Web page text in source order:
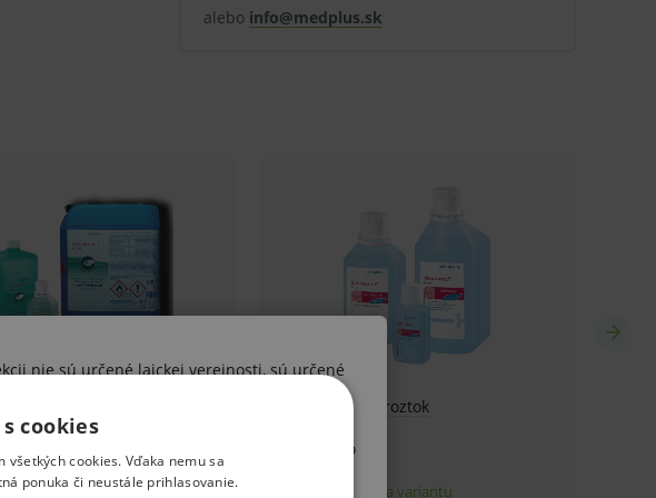
alebo info@medplus.sk
nie sú určené laickej verejnosti, sú určené
aj zdravia ďalších osôb. V prípade, že by
na stanovenie diagnózy alebo liečebného
nie je pravdivé, upozorňujeme Vás, že sa
cookies
cookies. Vďaka nemu sa
ponuka či neustále prihlasovanie.